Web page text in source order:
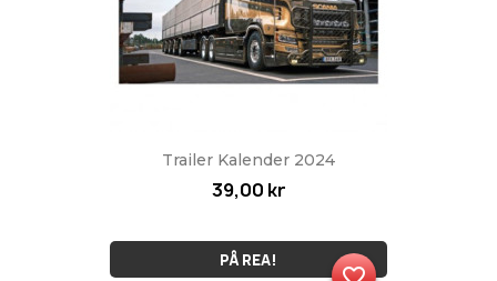
Trailer Kalender 2024
39,00 kr
PÅ REA!